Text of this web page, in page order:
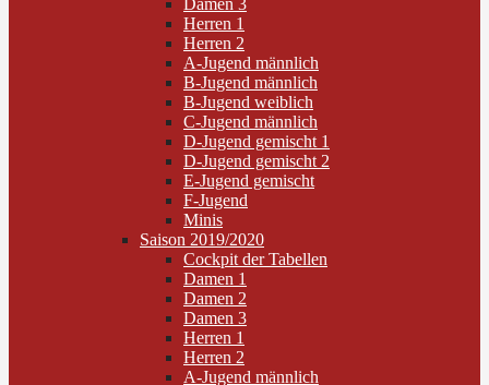
Damen 3
Herren 1
Herren 2
A-Jugend männlich
B-Jugend männlich
B-Jugend weiblich
C-Jugend männlich
D-Jugend gemischt 1
D-Jugend gemischt 2
E-Jugend gemischt
F-Jugend
Minis
Saison 2019/2020
Cockpit der Tabellen
Damen 1
Damen 2
Damen 3
Herren 1
Herren 2
A-Jugend männlich